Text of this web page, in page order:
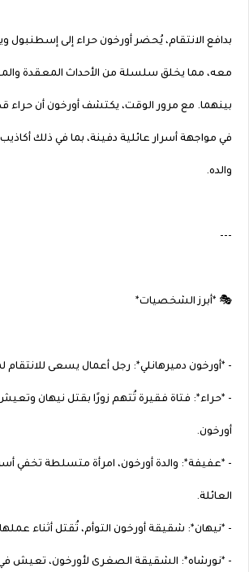
بدافع الانتقام، يُحضر أورخون حراء إلى
معه، مما يخلق سلسلة من الأحداث المعقدة
بينهما. مع مرور الوقت، يكتشف أورخون أن حراء قد
في مواجهة أسرار عائلية دفينة، بما في ذلك
والده.
---
🎭 *أبرز الشخصيات*
- *أورخون دميرهانلي*: رجل أعمال يسعى
- *حراء*: فتاة فقيرة تُتهم زورًا بقتل نيهان
أورخون.
- *عفيفة*: والدة أورخون، امرأة متسلطة تخفي
العائلة.
- *نيهان*: شقيقة أورخون التوأم، تُقتل أثناء
- *نورشاه*: الشقيقة الصغرى لأورخون، تعيش